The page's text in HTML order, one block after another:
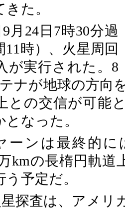
た。
月24日7時30分過
11時）、火星周回
が実行された。8
ナが地球の方向
との交信が可能
なった。
ーンは最終的に
kmの長楕円軌道
予定だ。
探査は、アメリ